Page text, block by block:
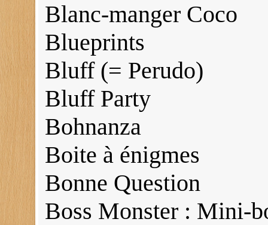
Blanc-manger Coco
Blueprints
Bluff (= Perudo)
Bluff Party
Bohnanza
Boite à énigmes
Bonne Question
Boss Monster : Mini-